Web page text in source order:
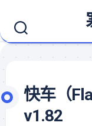
content
快车（
v1.82